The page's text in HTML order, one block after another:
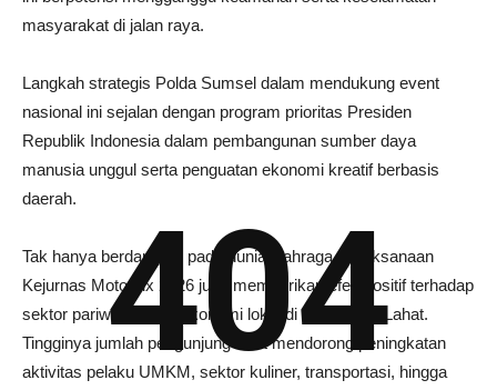
masyarakat di jalan raya.
Langkah strategis Polda Sumsel dalam mendukung event
nasional ini sejalan dengan program prioritas Presiden
Republik Indonesia dalam pembangunan sumber daya
manusia unggul serta penguatan ekonomi kreatif berbasis
daerah.
Tak hanya berdampak pada dunia olahraga, pelaksanaan
Kejurnas Motoprix 2026 juga memberikan efek positif terhadap
sektor pariwisata dan ekonomi lokal di Kabupaten Lahat.
Tingginya jumlah pengunjung turut mendorong peningkatan
aktivitas pelaku UMKM, sektor kuliner, transportasi, hingga
404